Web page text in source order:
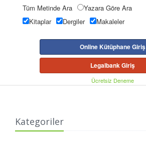
Tüm Metinde Ara
Yazara Göre Ara
Kitaplar
Dergiler Makaleler
Online Kütüphane Giriş
Legalbank Giriş
Ücretsiz Deneme
Kategoriler